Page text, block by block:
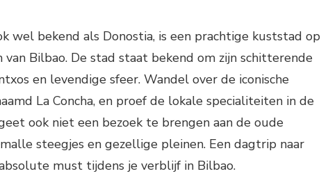
wel bekend als Donostia, is een prachtige kuststad op
Bilbao. De stad staat bekend om zijn schitterende
en levendige sfeer. Wandel over de iconische
La Concha, en proef de lokale specialiteiten in de
ook niet een bezoek te brengen aan de oude
steegjes en gezellige pleinen. Een dagtrip naar
must tijdens je verblijf in Bilbao.